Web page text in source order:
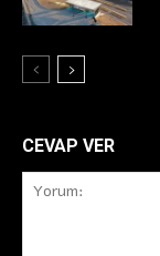
CEVAP VER